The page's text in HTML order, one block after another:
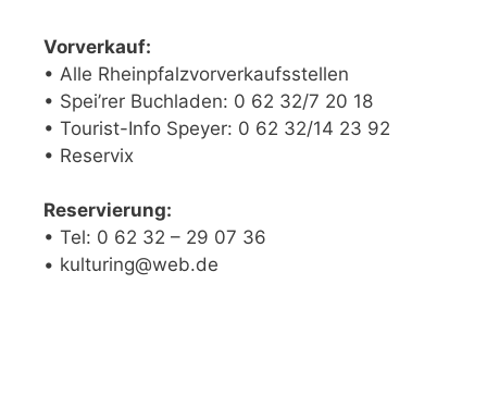
Vorverkauf:
• Alle Rheinpfalzvorverkaufsstellen
• Spei’rer Buchladen: 0 62 32/7 20 18
• Tourist-Info Speyer: 0 62 32/14 23 92
• Reservix
Reservierung:
• Tel: 0 62 32 – 29 07 36
• kulturing@web.de